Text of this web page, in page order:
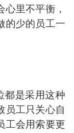
里不平衡，
的少的员工一
都是采用这种
员工只关心自
工会用索要更